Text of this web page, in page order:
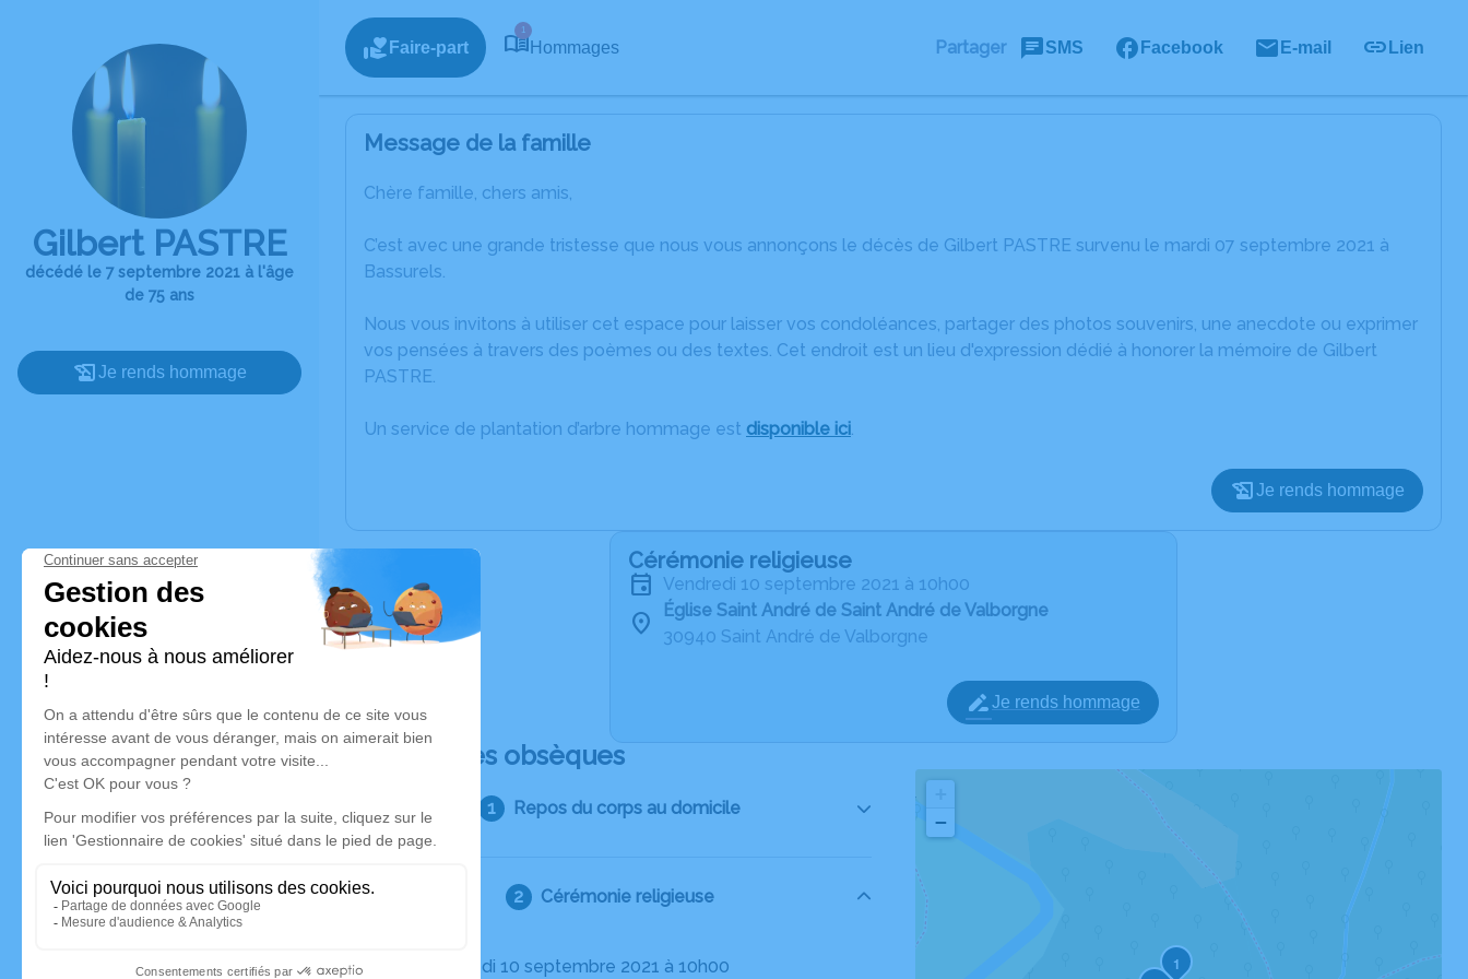
Gilbert PASTRE
décédé le 7 septembre 2021 à l'âge
de 75 ans
Je rends hommage
Faire-part
1
Hommages Partager SMS Facebook E-mail Lien
Message de la famille
Chère famille, chers amis,
C’est avec une grande tristesse que nous vous annonçons le décès de Gilbert PASTRE survenu le mardi 07 septembre 2021 à
Bassurels.
Nous vous invitons à utiliser cet espace pour laisser vos condoléances, partager des photos souvenirs, une anecdote ou exprimer
vos pensées à travers des poèmes ou des textes. Cet endroit est un lieu d'expression dédié à honorer la mémoire de Gilbert
PASTRE.
Un service de plantation d’arbre hommage est disponible ici.
Je rends hommage
Cérémonie religieuse
vendredi 10 septembre 2021 à 10h00
Église Saint André de Saint André de Valborgne
30940 Saint André de Valborgne
Je rends hommage
Déroulé des obsèques
Repos du corps au domicile
Cérémonie religieuse
Le vendredi 10 septembre 2021 à 10h00
1
−